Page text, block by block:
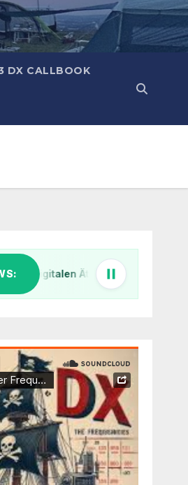
DX CALLBOOK
digitalen Äther: Warum wir unsere